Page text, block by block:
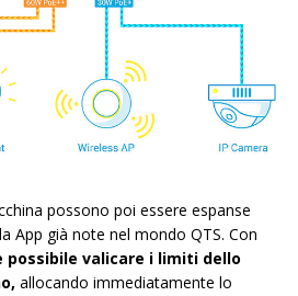
possono poi essere espanse
App già note nel mondo QTS. Con
possibile valicare i limiti dello
allocando immediatamente lo